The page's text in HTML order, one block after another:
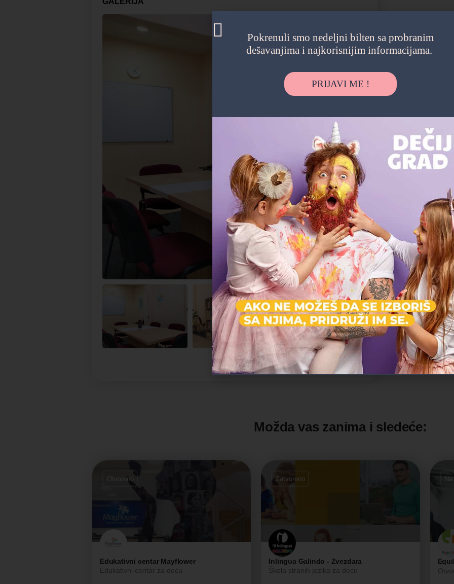
Možda vas zanima i sledeće:
Edukativni centar Mayflower
Edukativni centar za decu
Otvoreno
Inlingua Galindo - Zvezdara
Škola stranih jezika za decu
Zatvoreno
Pokrenuli smo nedeljni bilten sa probranim
dešavanjima i najkorisnijim informacijama.
PRIJAVI ME !